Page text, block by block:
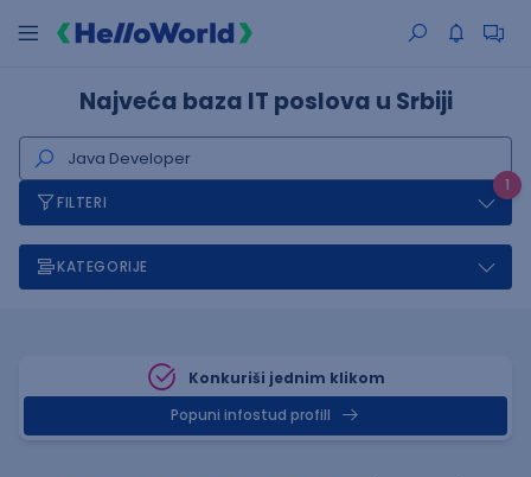
Najveća baza IT poslova u Srbiji
1
FILTERI
KATEGORIJE
Konkuriši jednim klikom
Popuni infostud profill